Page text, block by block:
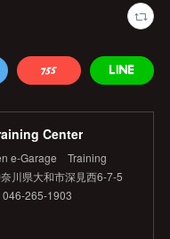
Center
e‐Garage Training
川県大和市深見西6-7-5
265-1903